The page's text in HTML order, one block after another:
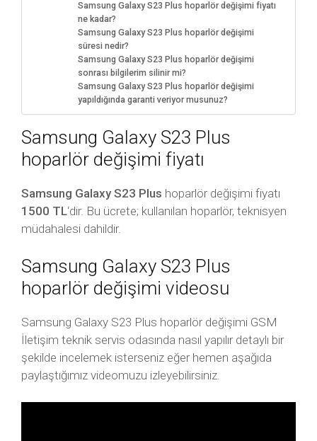
Samsung Galaxy S23 Plus hoparlör değişimi fiyatı
ne kadar?
Samsung Galaxy S23 Plus hoparlör değişimi
süresi nedir?
Samsung Galaxy S23 Plus hoparlör değişimi
sonrası bilgilerim silinir mi?
Samsung Galaxy S23 Plus hoparlör değişimi
yapıldığında garanti veriyor musunuz?
Samsung Galaxy S23 Plus
hoparlör değişimi fiyatı
Samsung Galaxy S23 Plus hoparlör değişimi fiyatı
1500 TL‘dir. Bu ücrete; kullanılan hoparlör, teknisyen
müdahalesi dahildir.
Samsung Galaxy S23 Plus
hoparlör değişimi videosu
Samsung Galaxy S23 Plus hoparlör değişimi GSM
İletişim teknik servis odasında nasıl yapılır detaylı bir
şekilde incelemek isterseniz eğer hemen aşağıda
paylaştığımız videomuzu izleyebilirsiniz.